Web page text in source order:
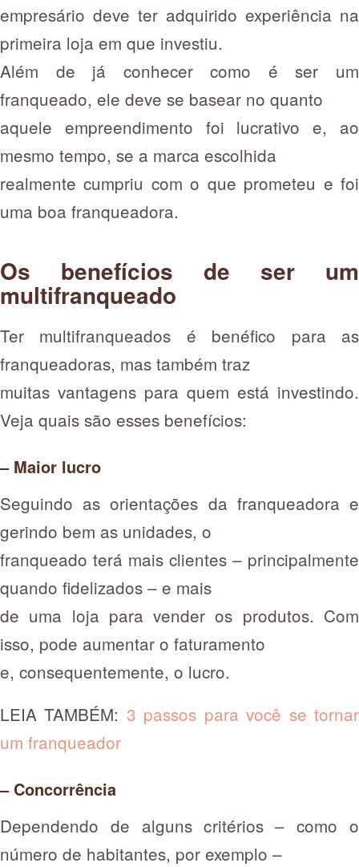
empresário deve ter adquirido experiência na
primeira loja em que investiu.
Além de já conhecer como é ser um
franqueado, ele deve se basear no quanto
aquele empreendimento foi lucrativo e, ao
mesmo tempo, se a marca escolhida
realmente cumpriu com o que prometeu e foi
uma boa franqueadora.
Os benefícios de ser um
multifranqueado
Ter multifranqueados é benéfico para as
franqueadoras, mas também traz
muitas vantagens para quem está investindo.
Veja quais são esses benefícios:
– Maior lucro
Seguindo as orientações da franqueadora e
gerindo bem as unidades, o
franqueado terá mais clientes – principalmente
quando fidelizados – e mais
de uma loja para vender os produtos. Com
isso, pode aumentar o faturamento
e, consequentemente, o lucro.
LEIA TAMBÉM: 3 passos para você se tornar
um franqueador
– Concorrência
Dependendo de alguns critérios – como o
número de habitantes, por exemplo –